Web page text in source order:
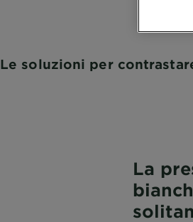
Le soluzioni per
La